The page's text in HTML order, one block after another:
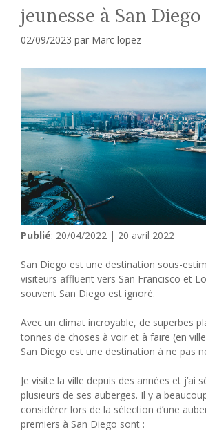
jeunesse à San Diego
02/09/2023 par Marc lopez
Publié: 20/04/2022 | 20 avril 2022
San Diego est une destination sous-
visiteurs affluent vers San Francisco et
souvent San Diego est ignoré.
Avec un climat incroyable, de superbes
tonnes de choses à voir et à faire (en
San Diego est une destination à ne pas
Je visite la ville depuis des années et j’ai
plusieurs de ses auberges. Il y a
considérer lors de la sélection d’une
premiers à San Diego sont :